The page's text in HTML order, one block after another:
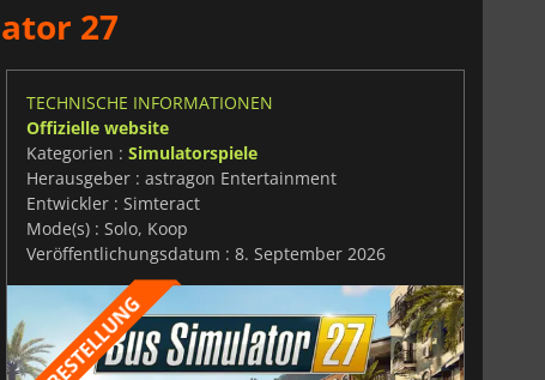
27
TECHNISCHE INFORMATIONEN
Offizielle website
Kategorien : Simulatorspiele
Herausgeber : astragon Entertainment
Entwickler : Simteract
Mode(s) : Solo, Koop
Veröffentlichungsdatum : 8. September 2026